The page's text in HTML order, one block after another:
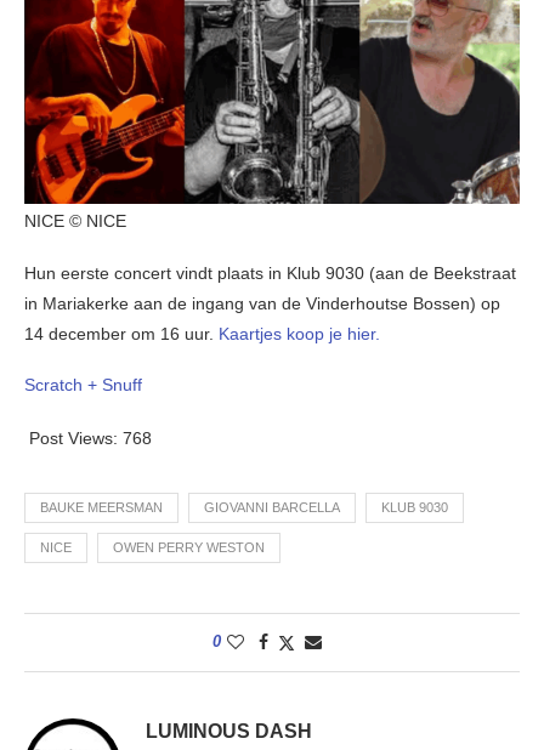
NICE © NICE
Hun eerste concert vindt plaats in Klub 9030 (aan de Beekstraat
in Mariakerke aan de ingang van de Vinderhoutse Bossen) op
14 december om 16 uur. Kaartjes koop je hier.
Scratch + Snuff
Post Views: 768
BAUKE MEERSMAN GIOVANNI BARCELLA KLUB 9030
NICE OWEN PERRY WESTON
0
LUMINOUS DASH